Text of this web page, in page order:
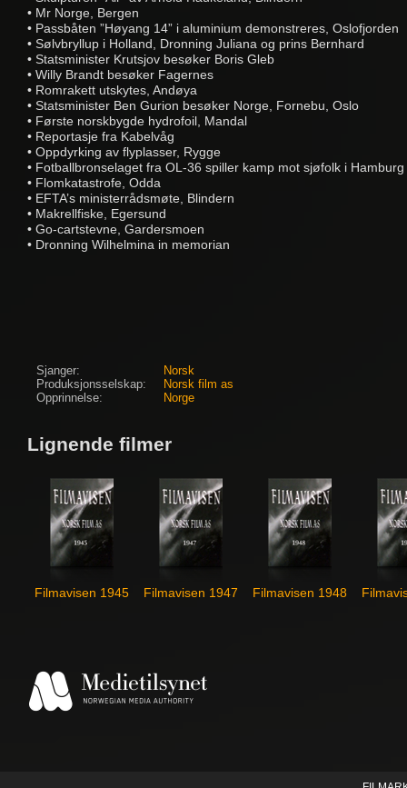
• Mr Norge, Bergen
• Passbåten ”Høyang 14” i aluminium demonstreres, Oslofjorden
• Sølvbryllup i Holland, Dronning Juliana og prins Bernhard
• Statsminister Krutsjov besøker Boris Gleb
• Willy Brandt besøker Fagernes
• Romrakett utskytes, Andøya
• Statsminister Ben Gurion besøker Norge, Fornebu, Oslo
• Første norskbygde hydrofoil, Mandal
• Reportasje fra Kabelvåg
• Oppdyrking av flyplasser, Rygge
• Fotballbronselaget fra OL-36 spiller kamp mot sjøfolk i Hamburg
• Flomkatastrofe, Odda
• EFTA’s ministerrådsmøte, Blindern
• Makrellfiske, Egersund
• Go-cartstevne, Gardersmoen
• Dronning Wilhelmina in memorian
Sjanger:
Norsk
Produksjonsselskap:
Norsk film as
Opprinnelse:
Norge
Lignende filmer
Filmavisen 1945 Filmavisen 1947 Filmavisen 1948